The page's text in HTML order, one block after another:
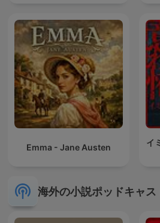
Emma - Jane Austen
イ
海外の小説ポッドキャス